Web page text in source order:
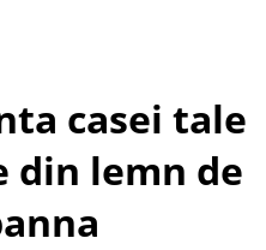
casei tale
din lemn de